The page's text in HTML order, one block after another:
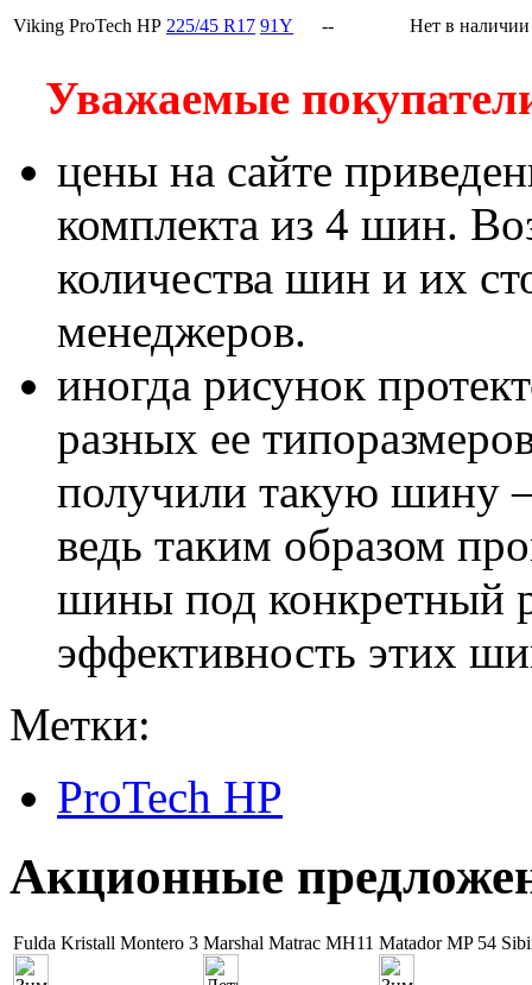
Viking ProTech HP 225/45 R17 91Y -- Нет в наличии
Уважаемые
цены на сайте
комплекта из 4 шин.
количества шин и их
менеджеров.
иногда рисунок
разных ее
получили такую шину
ведь таким образом
шины под конкретный
эффективность этих
Метки:
ProTech HP
Акционные
Fulda Kristall Montero 3 Marshal Matrac MH11 Matador MP 54